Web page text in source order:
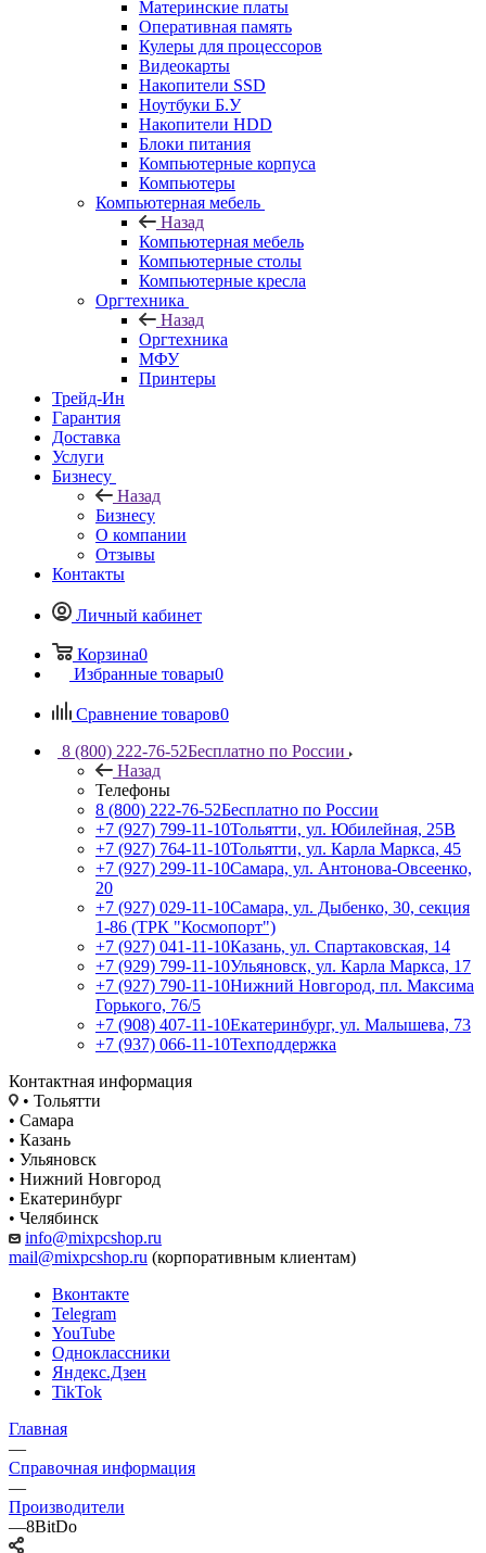
Материнские платы
Оперативная память
Кулеры для процессоров
Видеокарты
Накопители SSD
Ноутбуки Б.У
Накопители HDD
Блоки питания
Компьютерные корпуса
Компьютеры
Компьютерная мебель
Назад
Компьютерная мебель
Компьютерные столы
Компьютерные кресла
Оргтехника
Назад
Оргтехника
МФУ
Принтеры
Трейд-Ин
Гарантия
Доставка
Услуги
Бизнесу
Назад
Бизнесу
О компании
Отзывы
Контакты
Личный кабинет
Корзина0
Избранные товары0
Сравнение товаров0
8 (800) 222-76-52Бесплатно по России
Назад
Телефоны
8 (800) 222-76-52Бесплатно по России
+7 (927) 799-11-10Тольятти, ул. Юбилейная, 25В
+7 (927) 764-11-10Тольятти, ул. Карла Маркса, 45
+7 (927) 299-11-10Самара, ул. Антонова-Овсеенко,
20
+7 (927) 029-11-10Самара, ул. Дыбенко, 30, секция
1-86 (ТРК "Космопорт")
+7 (927) 041-11-10Казань, ул. Спартаковская, 14
+7 (929) 799-11-10Ульяновск, ул. Карла Маркса, 17
+7 (927) 790-11-10Нижний Новгород, пл. Максима
Горького, 76/5
+7 (908) 407-11-10Екатеринбург, ул. Малышева, 73
+7 (937) 066-11-10Техподдержка
Контактная информация
• Тольятти
• Самара
• Казань
• Ульяновск
• Нижний Новгород
• Екатеринбург
• Челябинск
info@mixpcshop.ru
mail@mixpcshop.ru (корпоративным клиентам)
Вконтакте
Telegram
YouTube
Одноклассники
Яндекс.Дзен
TikTok
Главная
—
Справочная информация
—
Производители
—8BitDo